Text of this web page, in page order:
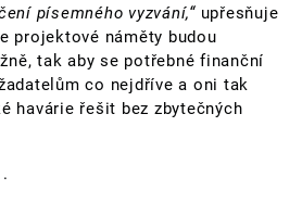
písemného vyzvání,“ upřesňuje
projektové náměty budou
tak aby se potřebné finanční
co nejdříve a oni tak
havárie řešit bez zbytečných
.